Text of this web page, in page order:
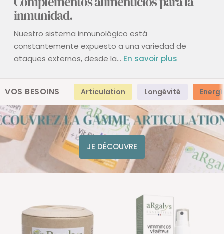
inmunidad.
Nuestro sistema inmunológico está
constantemente expuesto a una variedad de
ataques externos, desde la... En savoir plus
VOS BESOINS Articulation Longévité
JE DÉCOUVRE